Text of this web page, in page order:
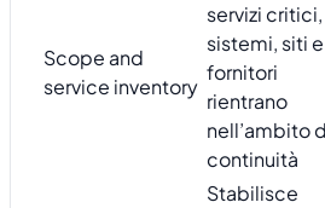
Scope and
service inventory
servizi critici,
sistemi, siti e
fornitori
rientrano
nell’ambito
continuità
Stabilisce